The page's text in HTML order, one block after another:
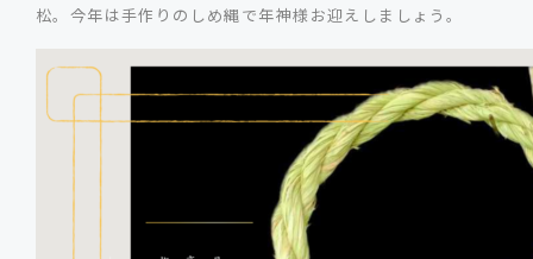
松。今年は手作りのしめ縄で年神様お迎えしましょう。